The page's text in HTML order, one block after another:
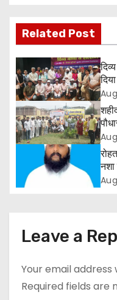
t
n
a
v
i
a
o
n
Related Post
और
मांग
नशा
Leave a
Your email address
Required fields are